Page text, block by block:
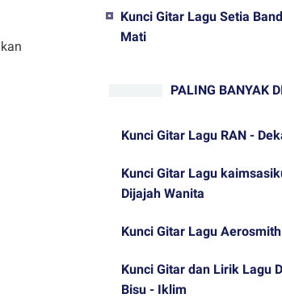
Kunci Gitar Lagu Setia
Mati
PALING BANYAK
Kunci Gitar Lagu RAN -
Kunci Gitar Lagu
Dijajah Wanita
Kunci Gitar Lagu
Kunci Gitar dan Lirik Lagu
Bisu - Iklim